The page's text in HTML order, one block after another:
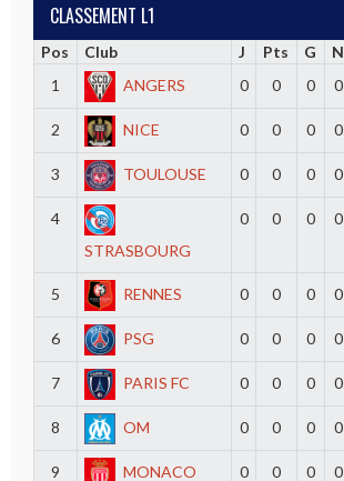
CLASSEMENT L1
Pos Club J Pts G N
1
ANGERS 0 0 0 0
2 NICE 0 0 0 0
3 TOULOUSE 0 0 0 0
4
STRASBOURG
0 0 0 0
5 RENNES 0 0 0 0
6 PSG 0 0 0 0
7 PARIS FC 0 0 0 0
8 OM 0 0 0 0
9 MONACO 0 0 0 0